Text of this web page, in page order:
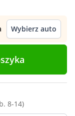
Wybierz auto
8-14)